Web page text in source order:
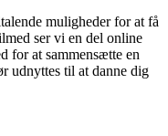
muligheder for at få
ser vi en del online
for at sammensætte en
udnyttes til at danne dig